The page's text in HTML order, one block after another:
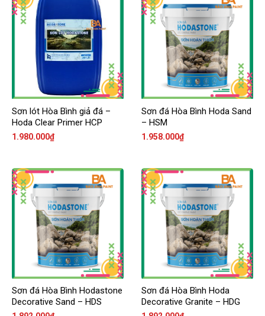
Sơn lót Hòa Bình giả đá –
Hoda Clear Primer HCP
1.980.000₫
Sơn đá Hòa Bình Hoda Sand
– HSM
1.958.000₫
Sơn đá Hòa Bình Hodastone
Decorative Sand – HDS
Sơn đá Hòa Bình Hoda
Decorative Granite – HDG